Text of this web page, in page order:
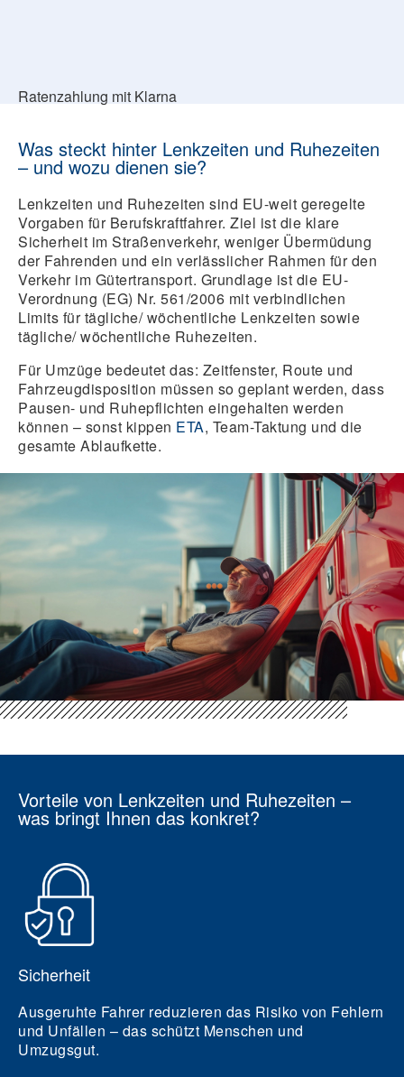
Ratenzahlung mit Klarna
Was steckt hinter Lenkzeiten und Ruhezeiten
– und wozu dienen sie?
Lenkzeiten und Ruhezeiten sind EU-weit geregelte
Vorgaben für Berufskraftfahrer. Ziel ist die klare
Sicherheit im Straßenverkehr, weniger Übermüdung
der Fahrenden und ein verlässlicher Rahmen für den
Verkehr im Gütertransport. Grundlage ist die EU-
Verordnung (EG) Nr. 561/2006 mit verbindlichen
Limits für tägliche/ wöchentliche Lenkzeiten sowie
tägliche/ wöchentliche Ruhezeiten.
Für Umzüge bedeutet das: Zeitfenster, Route und
Fahrzeugdisposition müssen so geplant werden, dass
Pausen- und Ruhepflichten eingehalten werden
können – sonst kippen ETA, Team-Taktung und die
gesamte Ablaufkette.
Vorteile von Lenkzeiten und Ruhezeiten –
was bringt Ihnen das konkret?
Sicherheit
Ausgeruhte Fahrer reduzieren das Risiko von Fehlern
und Unfällen – das schützt Menschen und
Umzugsgut.